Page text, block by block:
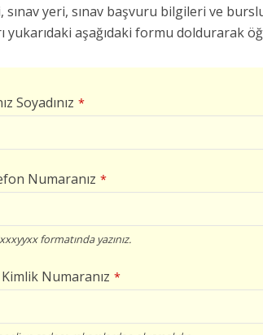
yeri, sınav başvuru bilgileri ve
yukarıdaki aşağıdaki formu doldurarak
Soyadınız *
Numaranız *
formatında yazınız.
Kimlik Numaranız *